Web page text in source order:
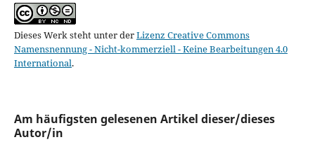
Dieses Werk steht unter derLizenz Creative Commons
Namensnennung - Nicht-kommerziell - Keine Bearbeitungen 4.0
International.
Am häufigsten gelesenen Artikel dieser/dieses
Autor/in